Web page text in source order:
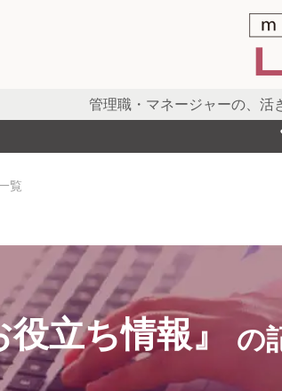
管理職・マネージャーの、 活
覧
役立ち情報』 の